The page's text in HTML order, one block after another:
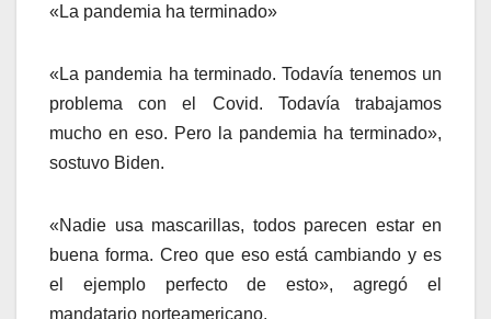
«La pandemia ha terminado»
«La pandemia ha terminado. Todavía tenemos un
problema con el Covid. Todavía trabajamos
mucho en eso. Pero la pandemia ha terminado»,
sostuvo Biden.
«Nadie usa mascarillas, todos parecen estar en
buena forma. Creo que eso está cambiando y es
el ejemplo perfecto de esto», agregó el
mandatario norteamericano.